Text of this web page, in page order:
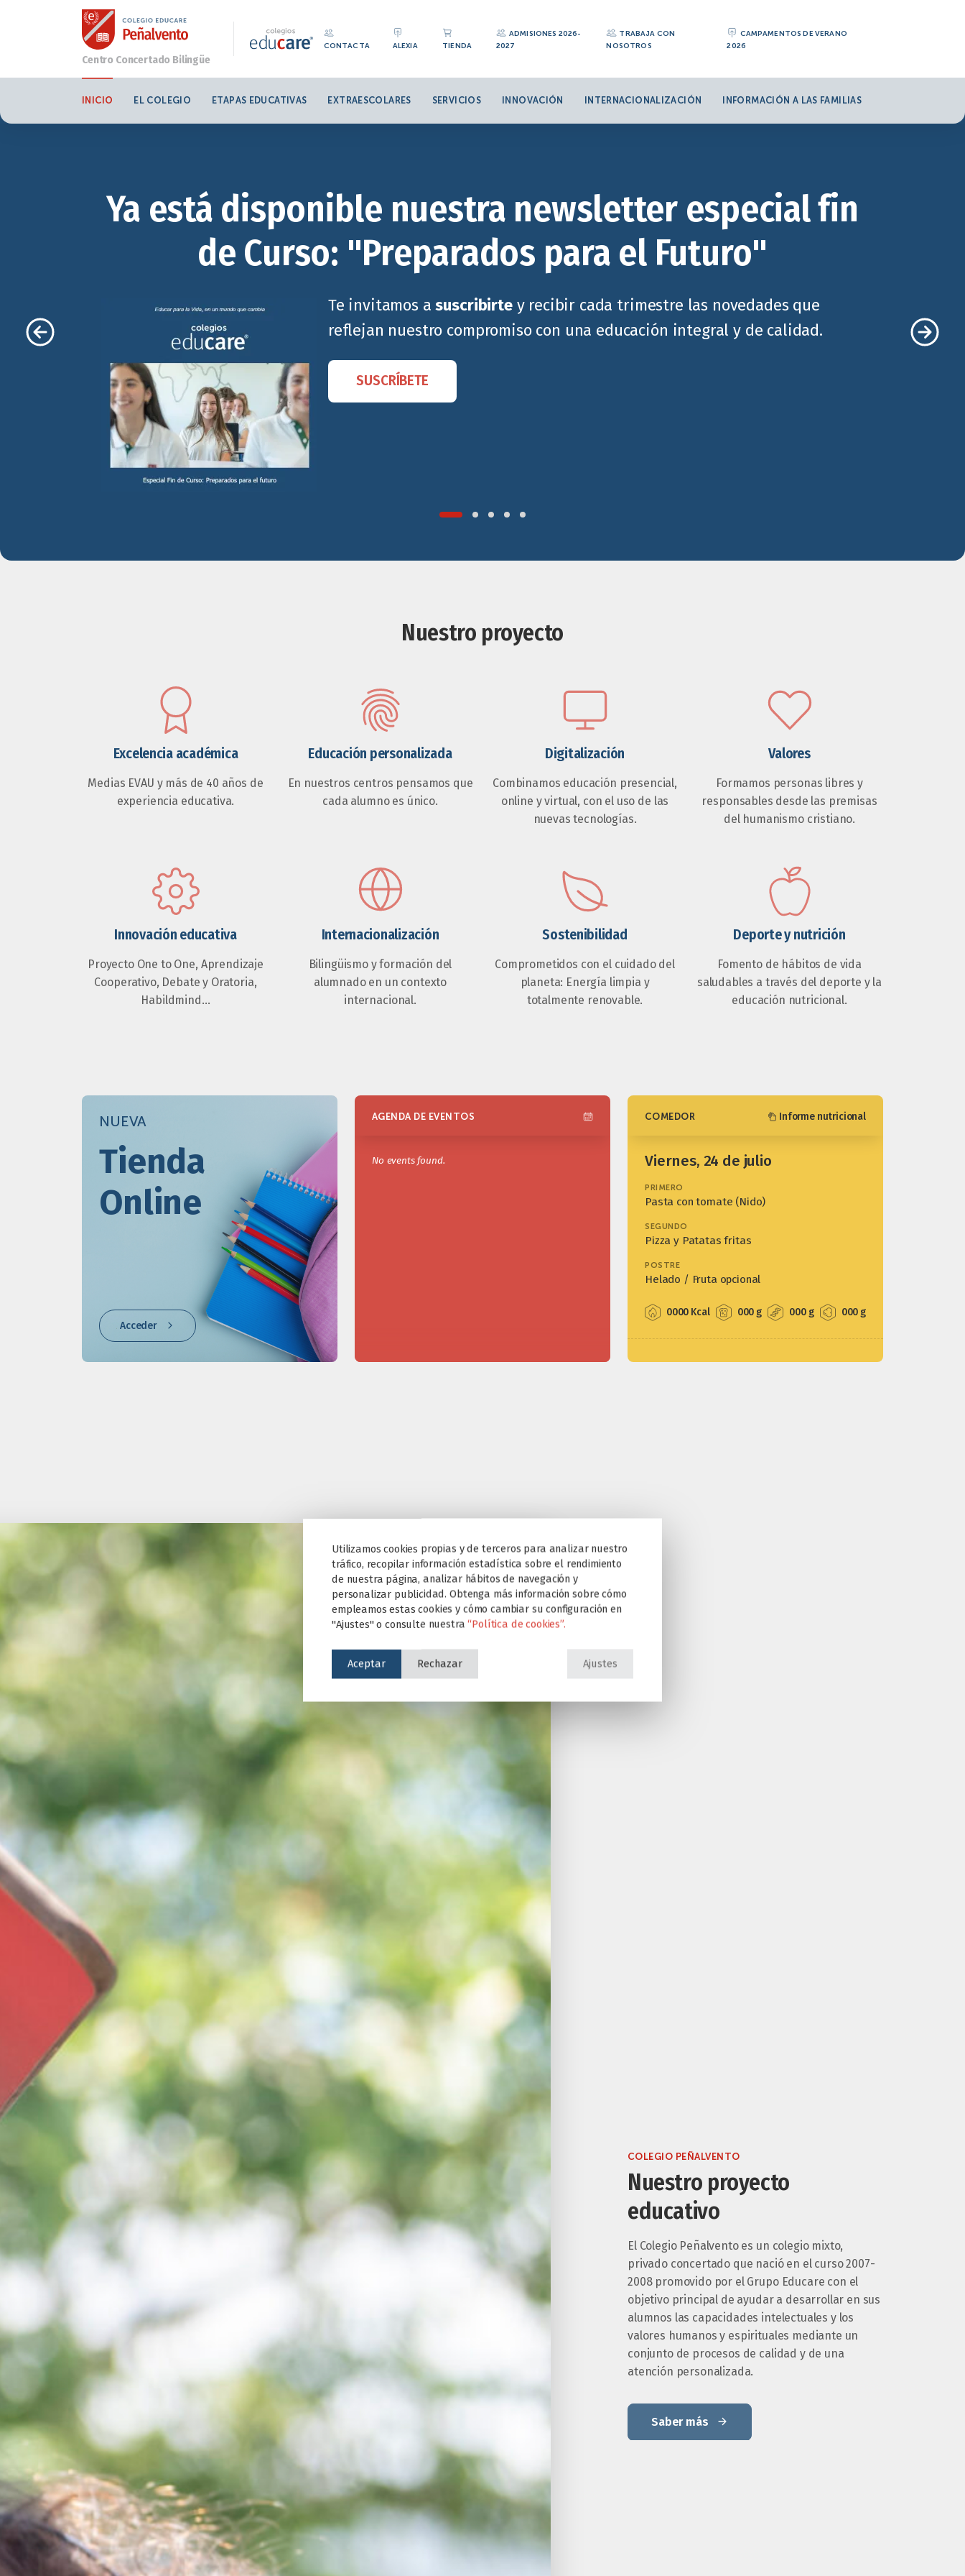
CONTACTA ALEXIA TIENDA
ADMISIONES 2026-
2027
TRABAJA CON
NOSOTROS
CAMPAMENTOS DE VERANO
2026
INICIO EL COLEGIO ETAPAS EDUCATIVAS EXTRAESCOLARES SERVICIOS INNOVACIÓN INTERNACIONALIZACIÓN INFORMACIÓN A LAS FAMILIAS
Ya está disponible nuestra newsletter especial fin
de Curso: "Preparados para el Futuro"
Te invitamos asuscribirtey recibir cada trimestre las novedades que
reflejan nuestro compromiso con una educación integral y de calidad.
SUSCRÍBETE
Nuestro proyecto
Excelencia académica
Medias EVAU y más de 40 años de
experiencia educativa.
Educación personalizada
En nuestros centros pensamos que
cada alumno es único.
Digitalización
Combinamos educación presencial,
online y virtual, con el uso de las
nuevas tecnologías.
Valores
Formamos personas libres y
responsables desde las premisas
del humanismo cristiano.
Innovación educativa
Proyecto One to One, Aprendizaje
Cooperativo, Debate y Oratoria,
Habildmind…
Internacionalización
Bilingüismo y formación del
alumnado en un contexto
internacional.
Sostenibilidad
Comprometidos con el cuidado del
planeta: Energía limpia y
totalmente renovable.
Deporte y nutrición
Fomento de hábitos de vida
saludables a través del deporte y la
educación nutricional.
NUEVA
Tienda
Online
Acceder
AGENDA DE EVENTOS
No events found.
COMEDOR Informe nutricional
viernes, 24 de julio
PRIMERO
Pasta con tomate (Nido)
SEGUNDO
Pizza y Patatas fritas
POSTRE
Helado / Fruta opcional
0000 Kcal 000 g 000 g 000 g
COLEGIO PEÑALVENTO
Nuestro proyecto
educativo
El Colegio Peñalvento es un colegio mixto,
privado concertado que nació en el curso 2007-
2008 promovido por el Grupo Educare con el
objetivo principal de ayudar a desarrollar en sus
alumnos las capacidades intelectuales y los
valores humanos y espirituales mediante un
conjunto de procesos de calidad y de una
atención personalizada.
Saber más
Utilizamos cookies propias y de terceros para analizar nuestro
tráfico, recopilar información estadística sobre el rendimiento
de nuestra página, analizar hábitos de navegación y
personalizar publicidad. Obtenga más información sobre cómo
empleamos estas cookies y cómo cambiar su configuración en
"Ajustes" o consulte nuestra“Política de cookies”.
Aceptar Rechazar Ajustes